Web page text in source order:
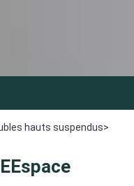
hauts suspendus>